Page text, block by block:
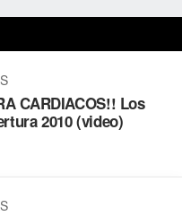
CARDIACOS!! Los
2010 (video)